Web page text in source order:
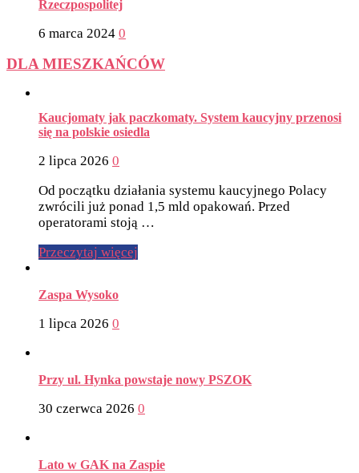
Rzeczpospolitej
6 marca 2024 0
DLA MIESZKAŃCÓW
Kaucjomaty jak paczkomaty. System kaucyjny przenosi
się na polskie osiedla
2 lipca 2026 0
Od początku działania systemu kaucyjnego Polacy
zwrócili już ponad 1,5 mld opakowań. Przed
operatorami stoją …
Przeczytaj więcej
Zaspa Wysoko
1 lipca 2026 0
Przy ul. Hynka powstaje nowy PSZOK
30 czerwca 2026 0
Lato w GAK na Zaspie